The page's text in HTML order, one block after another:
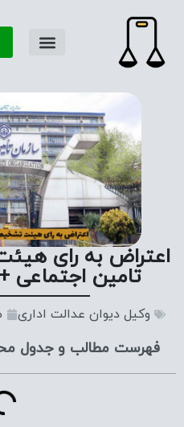
اعتراض به رای
تامین اجتماعی
وکیل دیوان عدالت اداری
فهرست مطالب و جدول